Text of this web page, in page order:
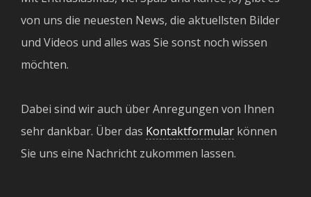
von uns die neuesten News, die aktuellsten Bilder
und Videos und alles was Sie sonst noch wissen
möchten.
Dabei sind wir auch über Anregungen von Ihnen
sehr dankbar. Über das Kontaktformular können
Sie uns eine Nachricht zukommen lassen.